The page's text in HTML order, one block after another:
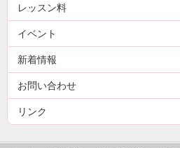
レッスン料
イベント
新着情報
お問い合わせ
リンク